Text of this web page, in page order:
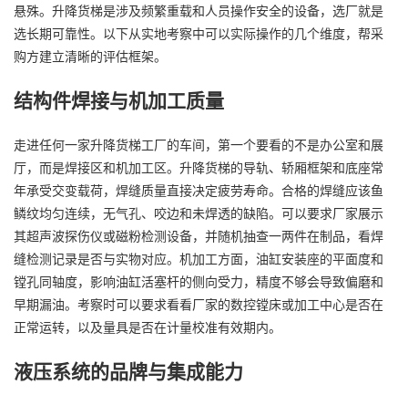
悬殊。升降货梯是涉及频繁重载和人员操作安全的设备，选厂就是
选长期可靠性。以下从实地考察中可以实际操作的几个维度，帮采
购方建立清晰的评估框架。
结构件焊接与机加工质量
走进任何一家升降货梯工厂的车间，第一个要看的不是办公室和展
厅，而是焊接区和机加工区。升降货梯的导轨、轿厢框架和底座常
年承受交变载荷，焊缝质量直接决定疲劳寿命。合格的焊缝应该鱼
鳞纹均匀连续，无气孔、咬边和未焊透的缺陷。可以要求厂家展示
其超声波探伤仪或磁粉检测设备，并随机抽查一两件在制品，看焊
缝检测记录是否与实物对应。机加工方面，油缸安装座的平面度和
镗孔同轴度，影响油缸活塞杆的侧向受力，精度不够会导致偏磨和
早期漏油。考察时可以要求看看厂家的数控镗床或加工中心是否在
正常运转，以及量具是否在计量校准有效期内。
液压系统的品牌与集成能力